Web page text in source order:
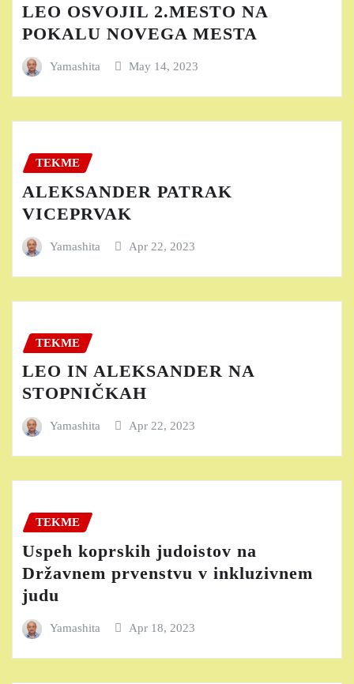
LEO OSVOJIL 2.MESTO NA
POKALU NOVEGA MESTA
Yamashita May 14, 2023
TEKME
ALEKSANDER PATRAK
VICEPRVAK
Yamashita Apr 22, 2023
TEKME
LEO IN ALEKSANDER NA
STOPNIČKAH
Yamashita Apr 22, 2023
TEKME
Uspeh koprskih judoistov na
Državnem prvenstvu v inkluzivnem
judu
Yamashita Apr 18, 2023